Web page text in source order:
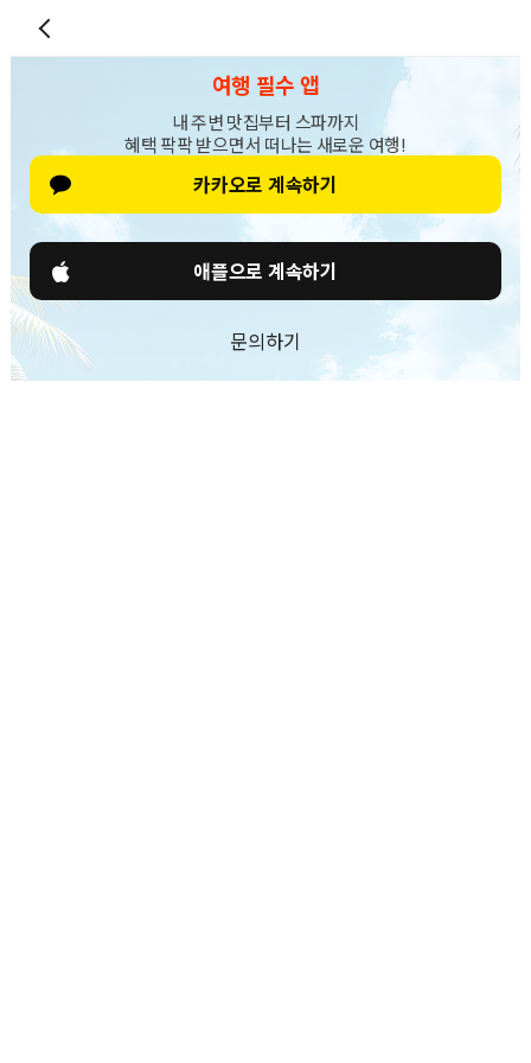
여행 필수 앱
내 주변 맛집부터 스파까지
혜택 팍팍 받으면서 떠나는 새로운 여행!
카카오로 계속하기
애플으로 계속하기
문의하기